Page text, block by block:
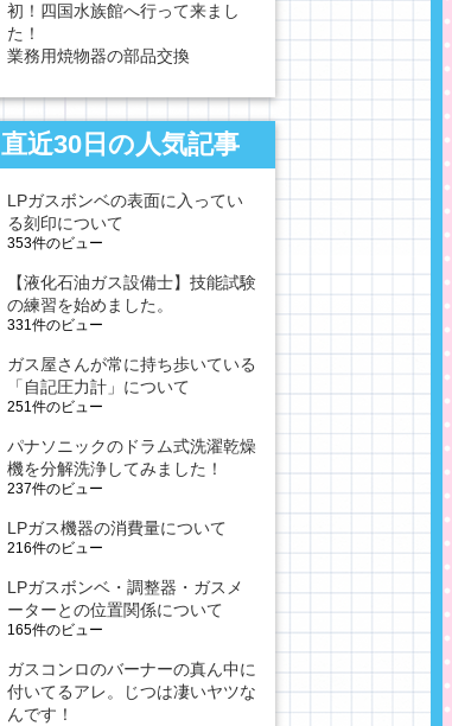
初！四国水族館へ行って来まし
た！
業務用焼物器の部品交換
直近30日の人気記事
LPガスボンベの表面に入ってい
る刻印について
353件のビュー
【液化石油ガス設備士】技能試験
の練習を始めました。
331件のビュー
ガス屋さんが常に持ち歩いている
「自記圧力計」について
251件のビュー
パナソニックのドラム式洗濯乾燥
機を分解洗浄してみました！
237件のビュー
LPガス機器の消費量について
216件のビュー
LPガスボンベ・調整器・ガスメ
ーターとの位置関係について
165件のビュー
ガスコンロのバーナーの真ん中に
付いてるアレ。じつは凄いヤツな
んです！